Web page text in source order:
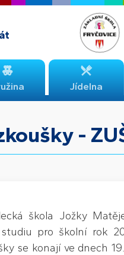
Jídelna
-
škola Jožky
pro školní rok
se konají ve dnech